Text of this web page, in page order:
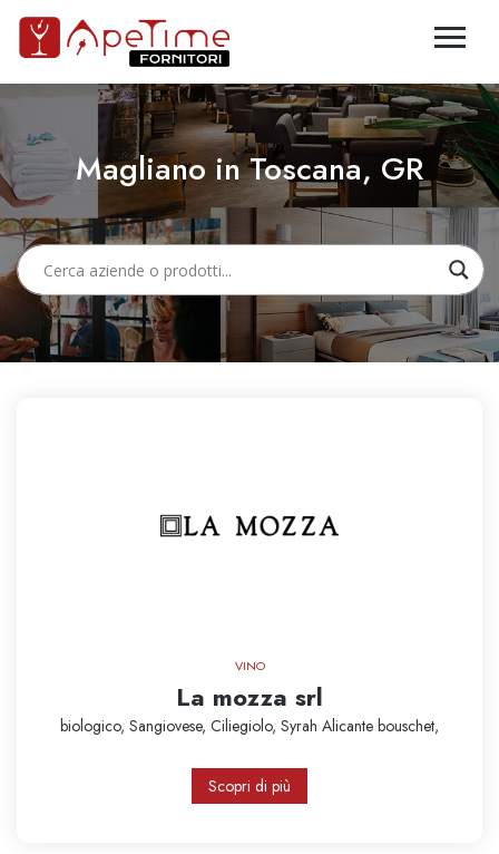
Magliano in Toscana, GR
VINO
La mozza srl
biologico, Sangiovese, Ciliegiolo, Syrah Alicante bouschet,
Scopri di più